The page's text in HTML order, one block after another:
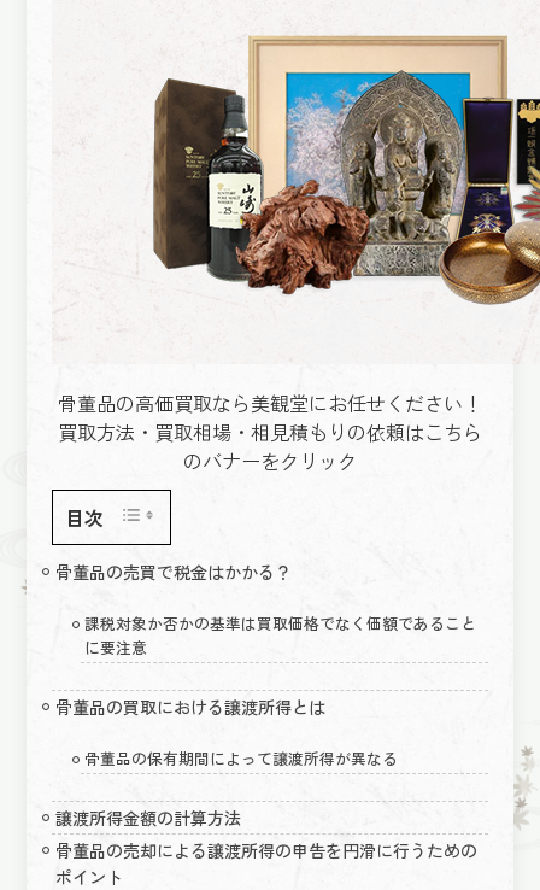
骨董品の高価買取なら美観堂にお任せください！
買取方法・買取相場・相見積もりの依頼はこちら
のバナーをクリック
目次
骨董品の売買で税金はかかる？
課税対象か否かの基準は買取価格でなく価額であること
に要注意
骨董品の買取における譲渡所得とは
骨董品の保有期間によって譲渡所得が異なる
譲渡所得金額の計算方法
骨董品の売却による譲渡所得の申告を円滑に行うための
ポイント